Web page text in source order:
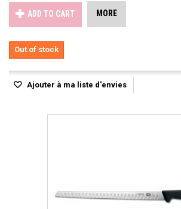
ADD TO CART MORE
Out of stock
Ajouter à ma liste d'envies